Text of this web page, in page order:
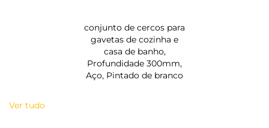
conjunto de cercos para
gavetas de cozinha e
casa de banho,
Profundidade 300mm,
Aço, Pintado de branco
Ver tudo